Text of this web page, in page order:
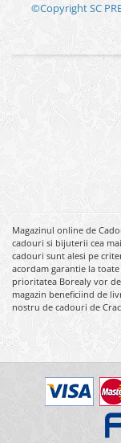
©Copyright SC
Magazinul online de
cadouri si bijuterii cea
cadouri sunt alesi pe
acordam garantie la
prioritatea Borealy vor
magazin beneficiind de
nostru de cadouri de